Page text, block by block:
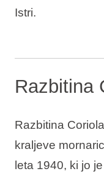
Istri.
Razbitina
Razbitina
kraljeve
leta 1940, ki jo